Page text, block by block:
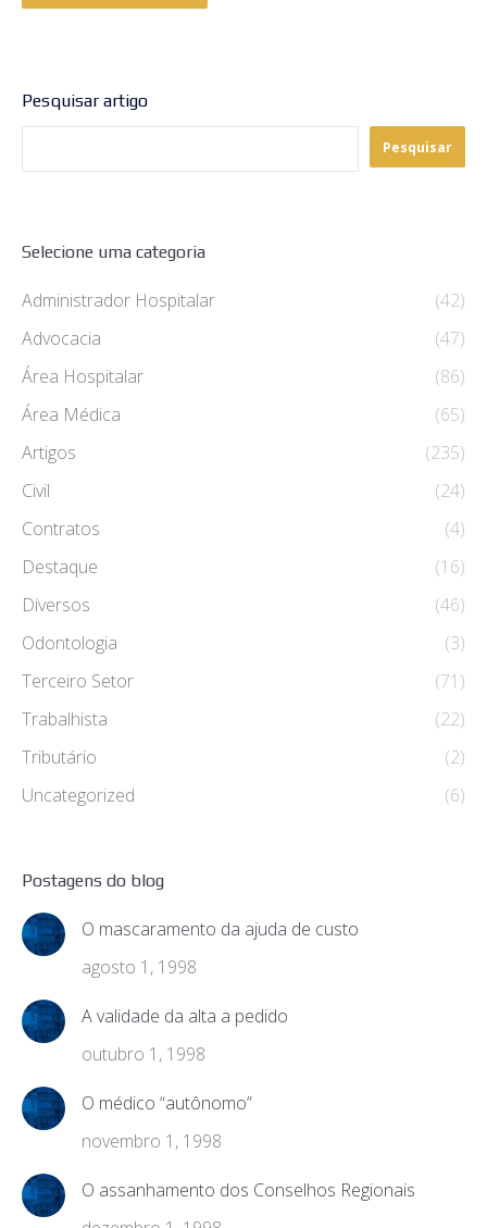
Pesquisar artigo
Pesquisar
Selecione uma categoria
Administrador Hospitalar
(42)
Advocacia
(47)
Área Hospitalar
(86)
Área Médica
(65)
Artigos
(235)
Civil
(24)
Contratos
(4)
Destaque
(16)
Diversos
(46)
Odontologia
(3)
Terceiro Setor
(71)
Trabalhista
(22)
Tributário
(2)
Uncategorized
(6)
Postagens do blog
O mascaramento da ajuda de custo
agosto 1, 1998
A validade da alta a pedido
outubro 1, 1998
O médico “autônomo”
novembro 1, 1998
O assanhamento dos Conselhos Regionais